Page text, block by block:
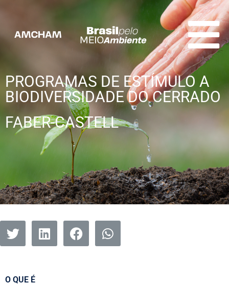
PROGRAMAS DE ESTÍMULO A
BIODIVERSIDADE DO CERRADO
FABER-CASTELL
O QUE É